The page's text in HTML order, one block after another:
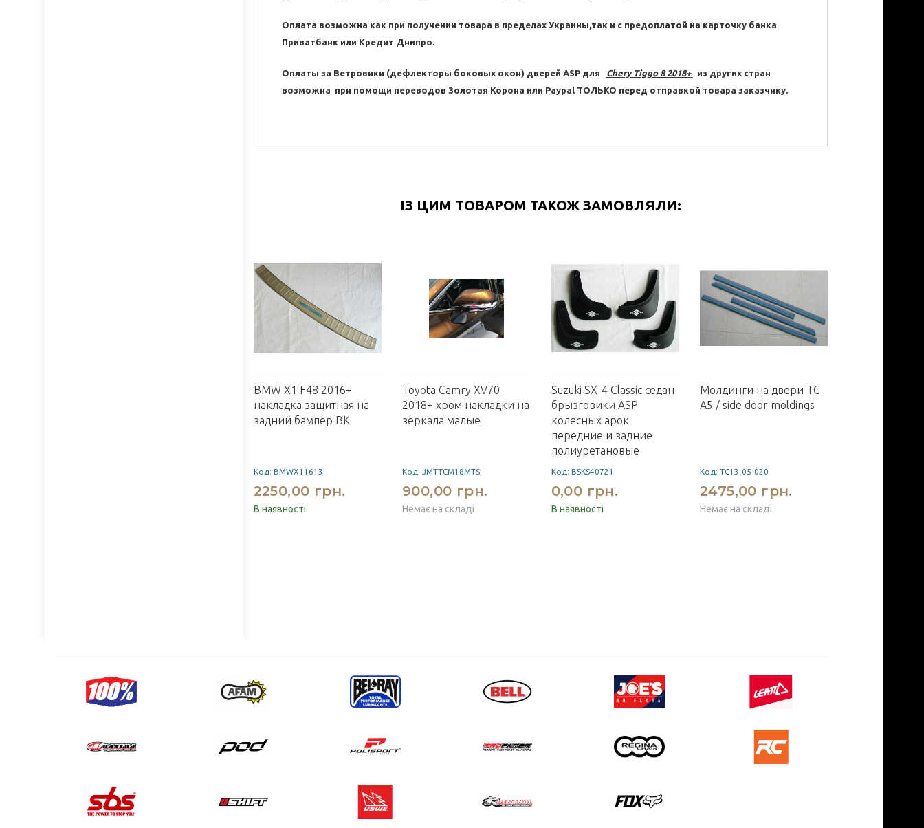
Оплата возможна как при получении товара в пределах Украины,так и с предоплатой на карточку банка
Приватбанк или Кредит Днипро.
Оплаты за Ветровики (дефлекторы боковых окон) дверей ASP для Chery Tiggo 8 2018+
из других стран
возможна при помощи переводов Золотая Корона или Paypal ТОЛЬКО перед отправкой товара заказчику.
ІЗ ЦИМ ТОВАРОМ ТАКОЖ ЗАМОВЛЯЛИ:
BMW X1 F48 2016+
накладка защитная на
задний бампер BK
Код: BMWX11613
2250,00 грн.
В наявності
Toyota Camry XV70
2018+ хром накладки на
зеркала малые
Код: JMTTCM18MTS
900,00 грн.
Немає на складі
Suzuki SX-4 Classic седан
брызговики ASP
колесных арок
передние и задние
полиуретановые
Код: BSKS40721
0,00 грн.
В наявності
Молдинги на двери TC
A5 / side door moldings
Код: TC13-05-020
2475,00 грн.
Немає на складі